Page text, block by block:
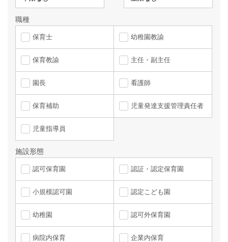
職種
保育士 幼稚園教諭
保育教諭 主任・副主任
園長 看護師
保育補助 児童発達支援管理責任者
児童指導員
施設形態
認可保育園 認証・認定保育園
小規模認可園 認定こども園
幼稚園 認可外保育園
病院内保育 企業内保育